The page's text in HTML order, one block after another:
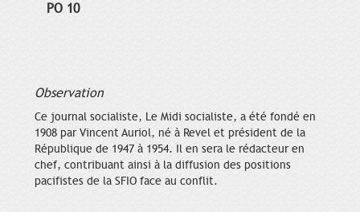
PO 10
Observation
Ce journal socialiste, Le Midi socialiste, a été fondé en
1908 par Vincent Auriol, né à Revel et président de la
République de 1947 à 1954. Il en sera le rédacteur en
chef, contribuant ainsi à la diffusion des positions
pacifistes de la SFIO face au conflit.